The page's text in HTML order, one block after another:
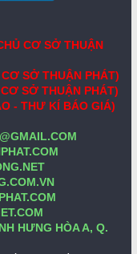
CƠ SỞ THUẬN
SỞ THUẬN PHÁT)
SỞ THUẬN PHÁT)
- THƯ KÍ BÁO GIÁ)
HƯNG HÒA A, Q.